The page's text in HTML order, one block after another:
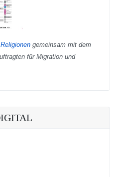
gemeinsam mit dem
für Migration und